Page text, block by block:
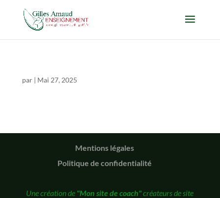
par | Mai 27, 2025
Mentions légales
Politique de confidentialité
Une création de "Mon site de coach"créateurs de site